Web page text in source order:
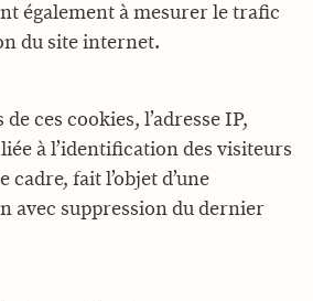
également à mesurer le trafic
du site internet.
ces cookies, l’adresse IP,
à l’identification des visiteurs
cadre, fait l’objet d’une
avec suppression du dernier